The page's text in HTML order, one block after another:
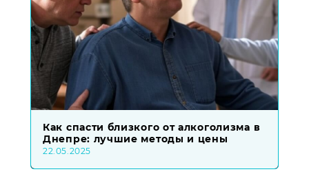
Как спасти близкого от алкоголизма в
Днепре: лучшие методы и цены
22.05.2025